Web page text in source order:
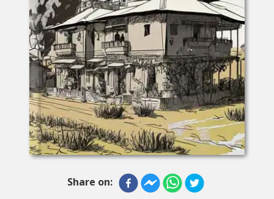
Share on: